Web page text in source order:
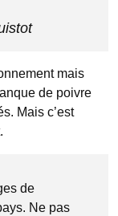
mais
de poivre
Mais c’est
de
Ne pas